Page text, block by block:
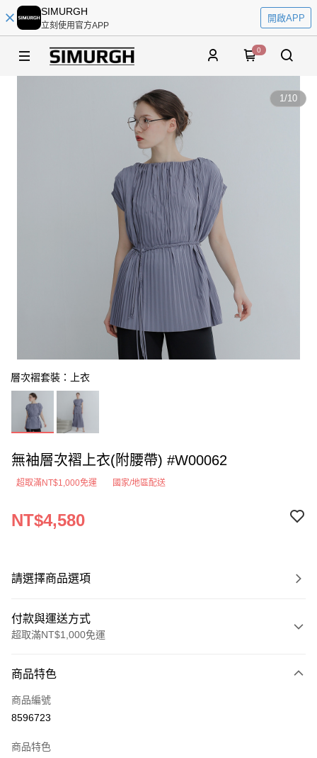
SIMURGH
立刻使用官方APP
開啟APP
0
1/10
層次褶套裝：上衣
無袖層次褶上衣(附腰帶) #W00062
超取滿NT$1,000免運 國家/地區配送
NT$4,580
請選擇商品選項
付款與運送方式
超取滿NT$1,000免運
信用卡一次付款
超商取貨付款
商品特色
商品編號
8596723
商品特色